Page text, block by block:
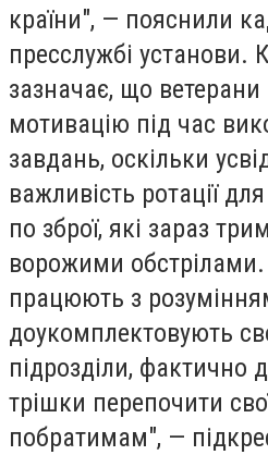
країни", — пояснили
пресслужбі установи.
зазначає, що
мотивацію під час
завдань, оскільки
важливість ротації
по зброї, які зараз
ворожими обстрілами.
працюють з
доукомплектовують
підрозділи, фактично
трішки перепочити
побратимам", —